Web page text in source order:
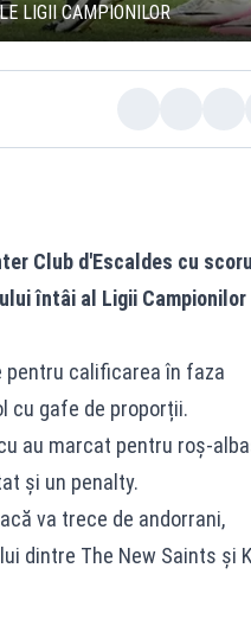
LIGII CAMPIONILOR
Club d'Escaldes cu
întâi al Ligii Campionilor
pentru calificarea în faza
cu gafe de proporții.
au marcat pentru roș-
și un penalty.
va trece de andorrani,
dintre The New Saints și